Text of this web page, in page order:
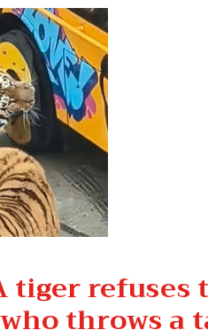
tiger refuses
throws a